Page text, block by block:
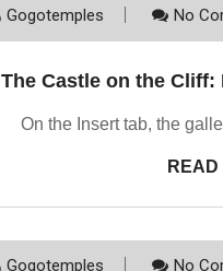
Gogotemples No
The Castle on the
On the Insert tab, the
READ
Gogotemples No